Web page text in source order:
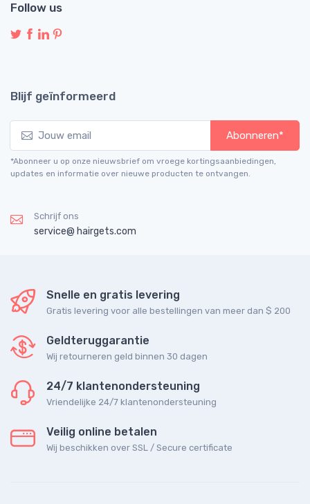
Follow us
Blijf geïnformeerd
Abonneren*
*Abonneer u op onze nieuwsbrief om vroege kortingsaanbiedingen,
updates en informatie over nieuwe producten te ontvangen.
Schrijf ons
service@ hairgets.com
Snelle en gratis levering
Gratis levering voor alle bestellingen van meer dan $ 200
Geldteruggarantie
Wij retourneren geld binnen 30 dagen
24/7 klantenondersteuning
Vriendelijke 24/7 klantenondersteuning
Veilig online betalen
Wij beschikken over SSL / Secure сertificate